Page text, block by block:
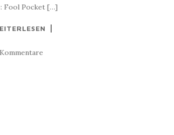
Fool Pocket […]